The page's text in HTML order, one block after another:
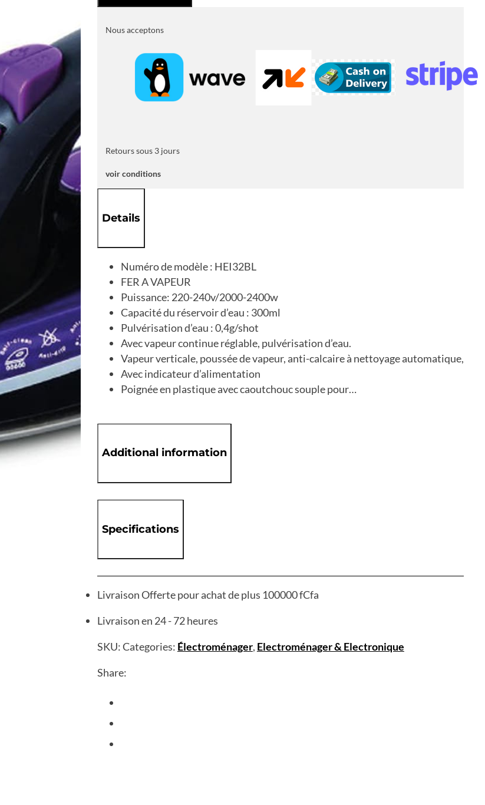
HAIER
Nous acceptons
Retours sous 3 jours
voir conditions
Details
Numéro de modèle : HEI32BL
FER A VAPEUR
Puissance: 220-240v/2000-2400w
Capacité du réservoir d’eau : 300ml
Pulvérisation d’eau : 0,4g/shot
Avec vapeur continue réglable, pulvérisation d’eau.
Vapeur verticale, poussée de vapeur, anti-calcaire à nettoyage automatique,
Avec indicateur d’alimentation
Poignée en plastique avec caoutchouc souple pour…
Additional information
Specifications
Livraison Offerte pour achat de plus 100000 fCfa
Livraison en 24 - 72 heures
SKU:Categories: Électroménager, Electroménager & Electronique
Share: